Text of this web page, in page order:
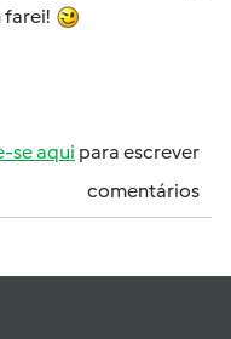
farei!
se aqui para escrever
comentários